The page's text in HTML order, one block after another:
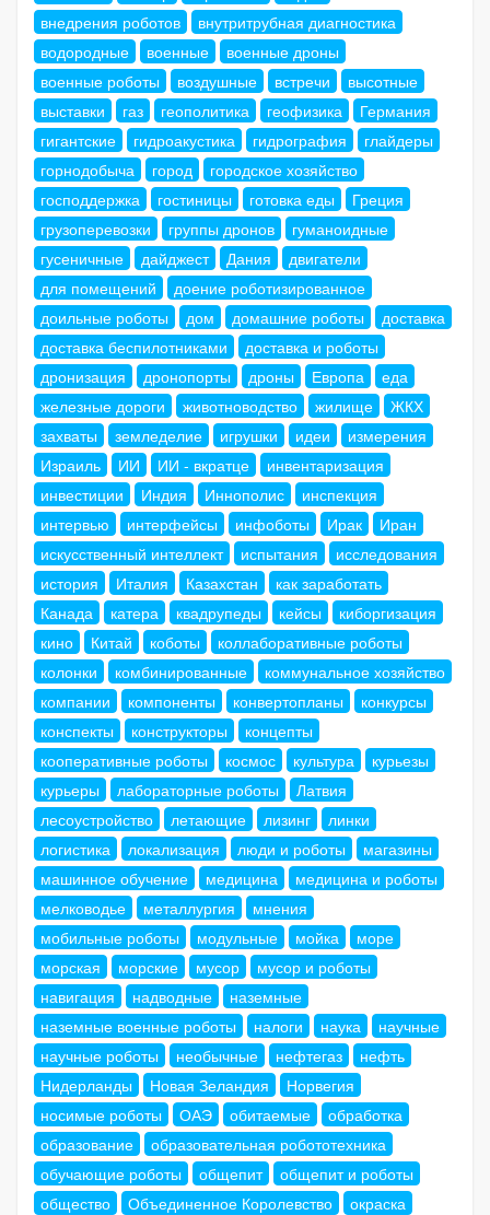
внедрения роботов
внутритрубная диагностика
водородные
военные
военные дроны
военные роботы
воздушные встречи
высотные
выставки
газ геополитика геофизика
Германия
гигантские
гидроакустика гидрография
глайдеры
горнодобыча
город
городское хозяйство
господдержка
гостиницы готовка еды
Греция
грузоперевозки
группы дронов
гуманоидные
гусеничные
дайджест Дания
двигатели
для помещений
доение роботизированное
доильные роботы
дом домашние роботы
доставка
доставка беспилотниками
доставка и роботы
дронизация
дронопорты дроны Европа
еда
железные дороги
животноводство жилище
ЖКХ
захваты
земледелие игрушки идеи
измерения
Израиль
ИИ ИИ - вкратце
инвентаризация
инвестиции
Индия Иннополис
инспекция
интервью
интерфейсы инфоботы Ирак
Иран
искусственный интеллект
испытания
исследования
история
Италия Казахстан
как заработать
Канада
катера квадрупеды кейсы
киборгизация
кино
Китай коботы
коллаборативные роботы
колонки
комбинированные
коммунальное хозяйство
компании
компоненты конвертопланы
конкурсы
конспекты
конструкторы
концепты
кооперативные роботы
космос культура
курьезы
курьеры
лабораторные роботы
Латвия
лесоустройство
летающие лизинг
линки
логистика
локализация люди и роботы
магазины
машинное обучение
медицина
медицина и роботы
мелководье
металлургия
мнения
мобильные роботы
модульные мойка
море
морская
морские мусор
мусор и роботы
навигация
надводные
наземные
наземные военные роботы
налоги наука
научные
научные роботы
необычные нефтегаз
нефть
Нидерланды
Новая Зеландия
Норвегия
носимые роботы
ОАЭ обитаемые
обработка
образование
образовательная робототехника
обучающие роботы
общепит
общепит и роботы
общество
Объединенное Королевство
окраска